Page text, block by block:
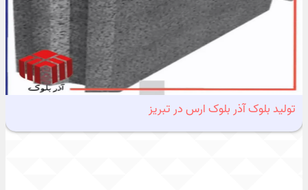
تولید بلوک آذر بلوک ارس در تبریز